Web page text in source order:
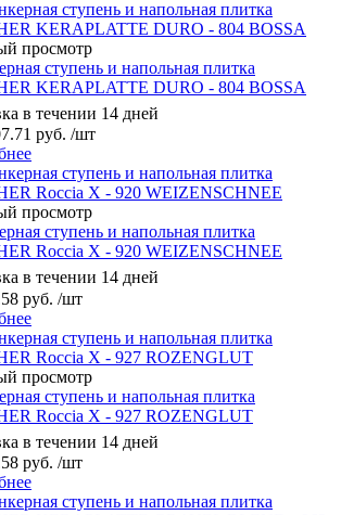
просмотр
ступень и напольная плитка
KERAPLATTE DURO - 804 BOSSA
в течении 14 дней
руб. /шт
просмотр
ступень и напольная плитка
Roccia X - 920 WEIZENSCHNEE
в течении 14 дней
руб. /шт
просмотр
ступень и напольная плитка
Roccia X - 927 ROZENGLUT
в течении 14 дней
руб. /шт